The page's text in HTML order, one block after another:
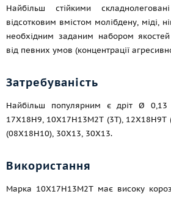
Найбільш стійкими
відсотковим вмістом молібдену, міді,
необхідним заданим набором
від певних умов (концентрації
Затребуваність
Найбільш популярним є дріт Ø
17Х18Н9, 10Х17Н13М2Т (3Т), 12Х18Н9Т
(08Х18Н10), 30Х13, 30Х13.
Використання
Марка 10Х17Н13М2Т має високу